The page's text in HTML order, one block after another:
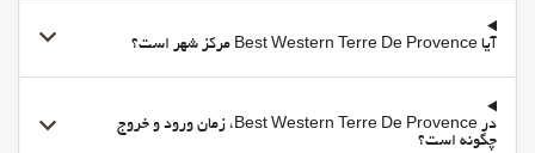
آیا Best Western Terre De Provence مرکز شهر است؟
در Best Western Terre De Provence، زمان ورود و خروج
چگونه است؟